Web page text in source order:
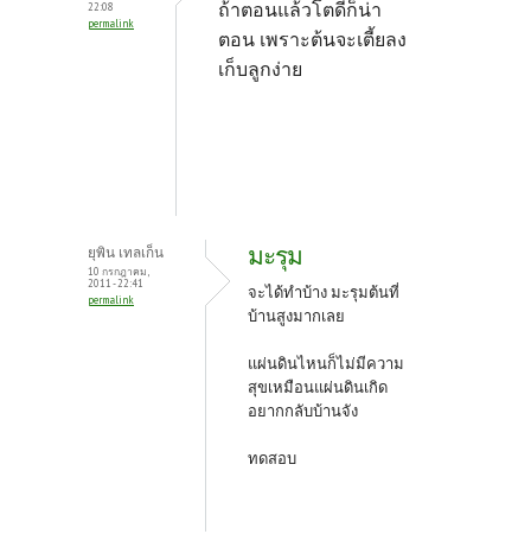
22:08
permalink
ถ้าตอนแล้วโตดีก็น่า
ตอน เพราะต้นจะเตี้ยลง
เก็บลูกง่าย
ยุพิน เทลเก็น
10 กรกฎาคม,
2011 - 22:41
permalink
มะรุม
จะได้ทำบ้าง มะรุมต้นที่
บ้านสูงมากเลย
แผ่นดินไหนก็ไม่มีความ
สุขเหมือนแผ่นดินเกิด
อยากกลับบ้านจัง
ทดสอบ